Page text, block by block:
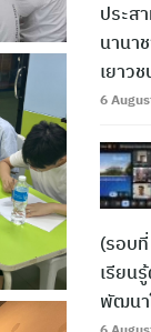
ประส
นานา
เยาว
6
(รอบ
เรียน
พัฒนา